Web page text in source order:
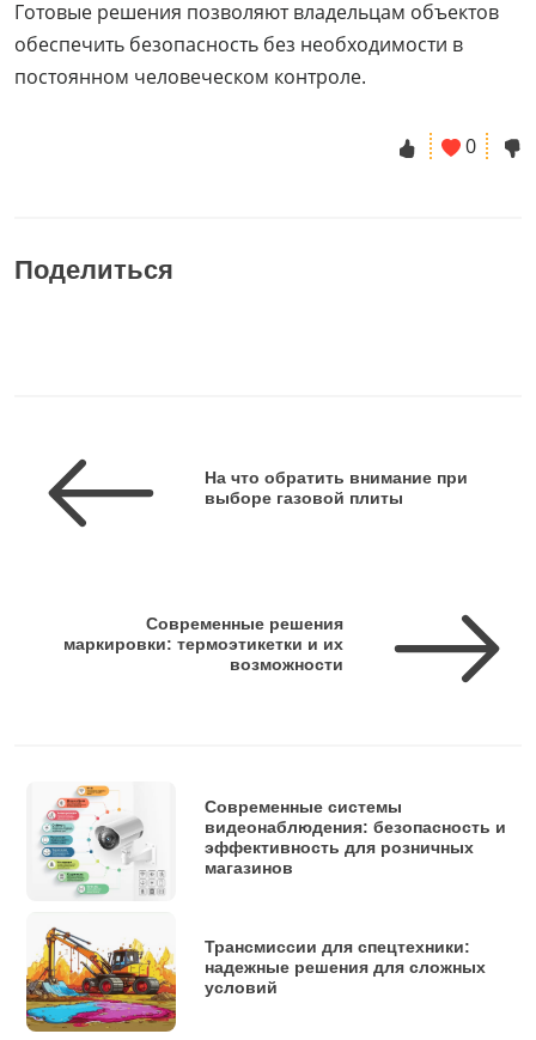
Готовые решения позволяют владельцам объектов
обеспечить безопасность без необходимости в
постоянном человеческом контроле.
0
Поделиться
На что обратить внимание при
выборе газовой плиты
Современные решения
маркировки: термоэтикетки и их
возможности
Современные системы
видеонаблюдения: безопасность и
эффективность для розничных
магазинов
Трансмиссии для спецтехники:
надежные решения для сложных
условий